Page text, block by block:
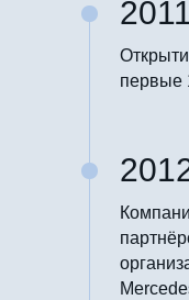
первые